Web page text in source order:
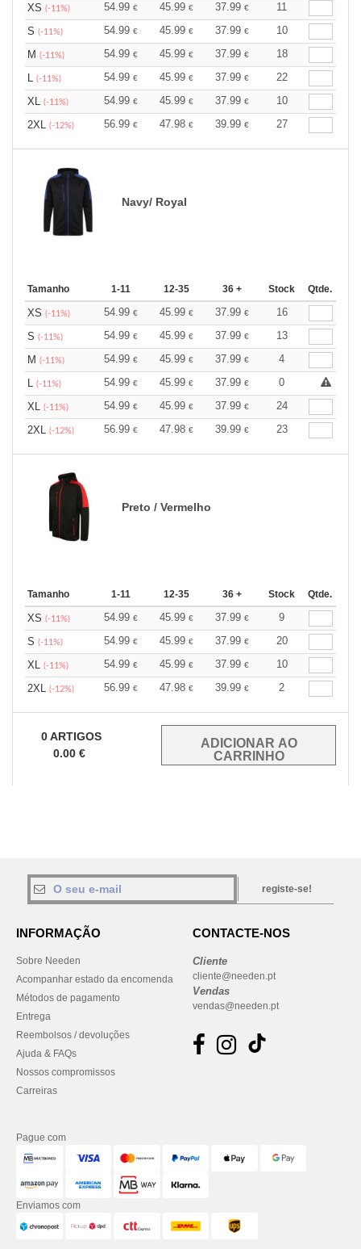
XS (-11%) 54.99 € 45.99 € 37.99 €
11
S (-11%) 54.99 € 45.99 € 37.99 €
10
M (-11%) 54.99 € 45.99 € 37.99 €
18
L (-11%) 54.99 € 45.99 € 37.99 €
22
XL (-11%) 54.99 € 45.99 € 37.99 €
10
2XL (-12%) 56.99 € 47.98 € 39.99 € 27
Navy/ Royal
Tamanho 1-11 12-35 36 + Stock Qtde.
XS (-11%) 54.99 € 45.99 € 37.99 €
16
S (-11%) 54.99 € 45.99 € 37.99 €
13
M (-11%) 54.99 € 45.99 € 37.99 €
4
L (-11%) 54.99 € 45.99 € 37.99 €
0
XL (-11%) 54.99 € 45.99 € 37.99 €
24
2XL (-12%) 56.99 € 47.98 € 39.99 € 23
Preto / Vermelho
Tamanho 1-11 12-35 36 + Stock Qtde.
XS (-11%) 54.99 € 45.99 € 37.99 €
9
S (-11%) 54.99 € 45.99 € 37.99 €
20
XL (-11%) 54.99 € 45.99 € 37.99 €
10
2XL (-12%) 56.99 € 47.98 € 39.99 € 2
0ARTIGOS
0.00 €
registe-se!
INFORMAÇÃO
Sobre Needen
Acompanhar estado da encomenda
Métodos de pagamento
Entrega
Reembolsos / devoluções
Ajuda & FAQs
Nossos compromissos
Carreiras
CONTACTE-NOS
Cliente
cliente@needen.pt
Vendas
vendas@needen.pt
Pague com
Enviamos com